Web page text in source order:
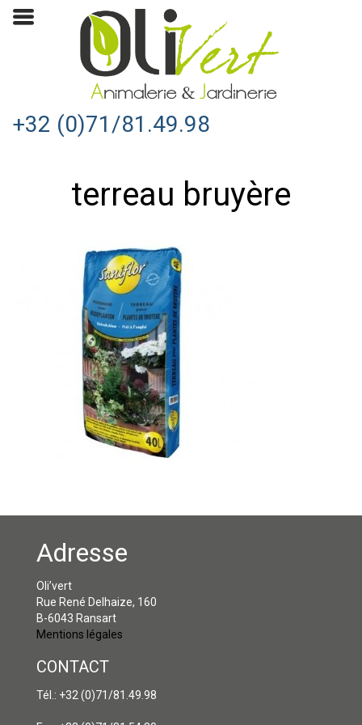
+32 (0)71/81.49.98
terreau bruyère
Adresse
Oli’vert
Rue René Delhaize, 160
B-6043 Ransart
Mentions légales
CONTACT
Tél.: +32 (0)71/81.49.98